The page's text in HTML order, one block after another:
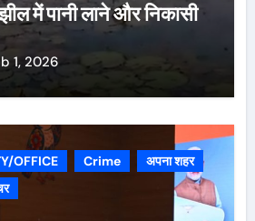
में पानी लाने और निकासी
1, 2026
OFFICE Crime
अपना शहर